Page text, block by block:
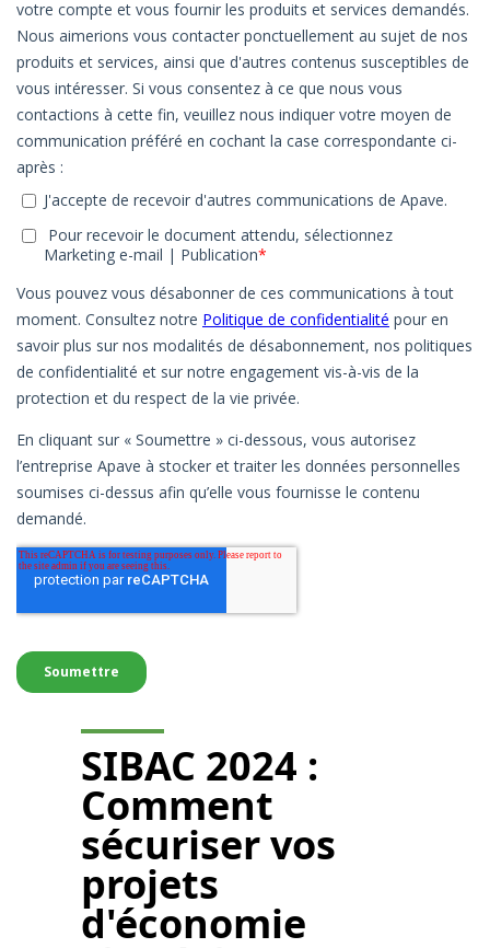
SIBAC 2024 :
Comment
sécuriser vos
projets
d'économie